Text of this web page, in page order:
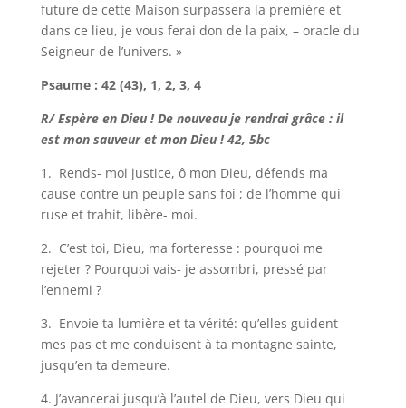
future de cette Maison surpassera la première et
dans ce lieu, je vous ferai don de la paix, – oracle du
Seigneur de l’univers. »
Psaume : 42 (43), 1, 2, 3, 4
R/ Espère en Dieu ! De nouveau je rendrai grâce : il
est mon sauveur et mon Dieu ! 42, 5bc
1. Rends- moi justice, ô mon Dieu, défends ma
cause contre un peuple sans foi ; de l’homme qui
ruse et trahit, libère- moi.
2. C’est toi, Dieu, ma forteresse : pourquoi me
rejeter ? Pourquoi vais- je assombri, pressé par
l’ennemi ?
3. Envoie ta lumière et ta vérité: qu’elles guident
mes pas et me conduisent à ta montagne sainte,
jusqu’en ta demeure.
4. J’avancerai jusqu’à l’autel de Dieu, vers Dieu qui